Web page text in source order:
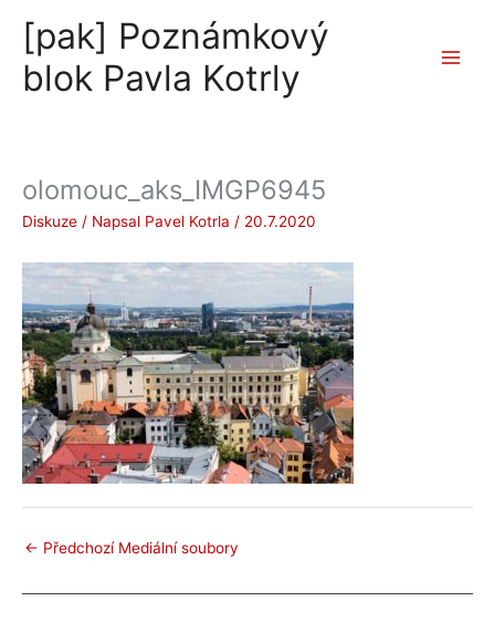
obsah
[pak] Poznámkový
blok Pavla Kotrly
olomouc_aks_IMGP6945
Diskuze / Napsal Pavel Kotrla / 20.7.2020
← Předchozí Mediální soubory